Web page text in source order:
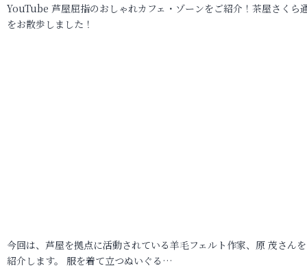
YouTube 芦屋屈指のおしゃれカフェ・ゾーンをご紹介！茶屋さくら
をお散歩しました！
今回は、芦屋を拠点に活動されている羊毛フェルト作家、原 茂さん
紹介します。 服を着て立つぬいぐる…